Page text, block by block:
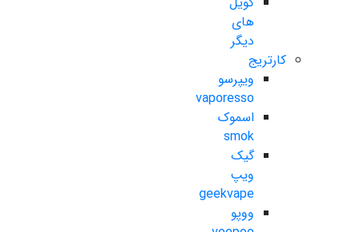
های
دیگر
کارتریج
ویپرسو
vaporesso
اسموک
smok
گیک
ویپ
geekvape
ووپو